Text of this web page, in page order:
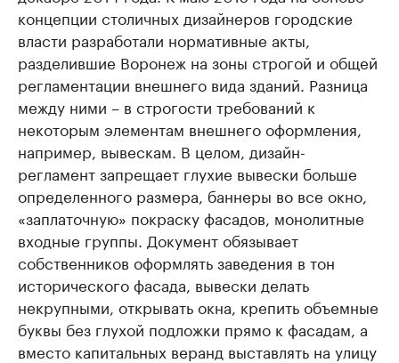
концепции столичных дизайнеров городские
власти разработали нормативные акты,
разделившие Воронеж на зоны строгой и общей
регламентации внешнего вида зданий. Разница
между ними – в строгости требований к
некоторым элементам внешнего оформления,
например, вывескам. В целом, дизайн-
регламент запрещает глухие вывески больше
определенного размера, баннеры во все окно,
«заплаточную» покраску фасадов, монолитные
входные группы. Документ обязывает
собственников оформлять заведения в тон
исторического фасада, вывески делать
некрупными, открывать окна, крепить объемные
буквы без глухой подложки прямо к фасадам, а
вместо капитальных веранд выставлять на улицу